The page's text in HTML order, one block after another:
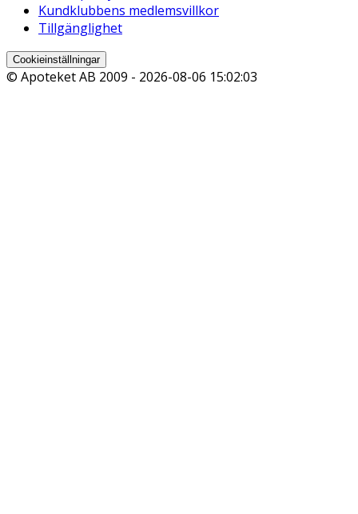
Kundklubbens medlemsvillkor
Tillgänglighet
Cookieinställningar
© Apoteket AB 2009 - 2026-08-06 15:02:03